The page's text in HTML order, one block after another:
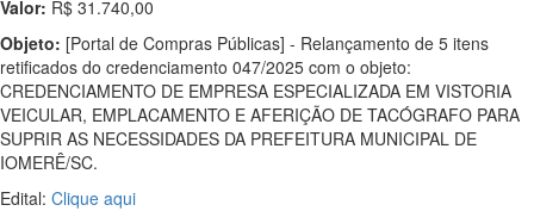
Valor: R$ 31.740,00
Objeto: [Portal de Compras Públicas] - Relançamento de 5 itens
retificados do credenciamento 047/2025 com o objeto:
CREDENCIAMENTO DE EMPRESA ESPECIALIZADA EM VISTORIA
VEICULAR, EMPLACAMENTO E AFERIÇÃO DE TACÓGRAFO PARA
SUPRIR AS NECESSIDADES DA PREFEITURA MUNICIPAL DE
IOMERÊ/SC.
Edital: Clique aqui